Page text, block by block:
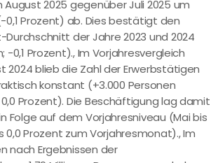
2025 gegenüber Juli 2025 um
0,1 Prozent) ab. Dies bestätigt den
der Jahre 2023 und 2024
-0,1 Prozent)., Im Vorjahresvergleich
2024 blieb die Zahl der Erwerbstätigen
konstant (+3.000 Personen
Prozent). Die Beschäftigung lag damit
Folge auf dem Vorjahresniveau (Mai bis
0,0 Prozent zum Vorjahresmonat)., Im
nach Ergebnissen der